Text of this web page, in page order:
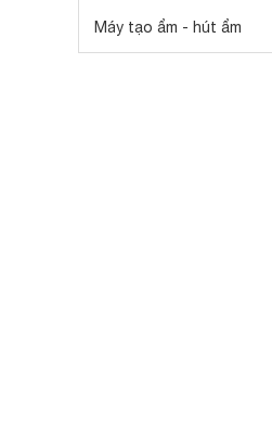
Máy tạo ẩm - hút ẩm